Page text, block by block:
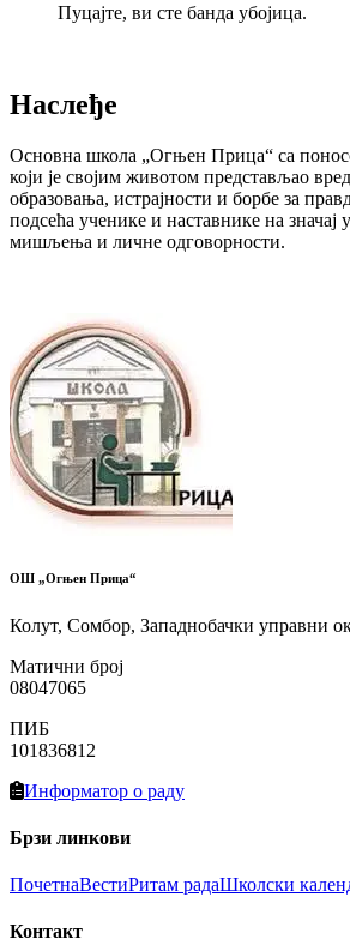
Пуцајте, ви сте банда убојица.
Наслеђе
Основна школа „Огњен Прица“ са
који је својим животом представљао
образовања, истрајности и борбе за
подсећа ученике и наставнике на значај
мишљења и личне одговорности.
ОШ „Огњен Прица“
Колут, Сомбор, Западнобачки управни
Матични број
08047065
ПИБ
101836812
Информатор о раду
Брзи линкови
ПочетнаВестиРитам радаШколски
Контакт